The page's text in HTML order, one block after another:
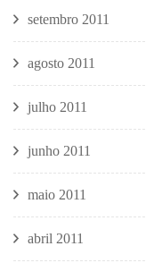
setembro 2011
agosto 2011
julho 2011
junho 2011
maio 2011
abril 2011